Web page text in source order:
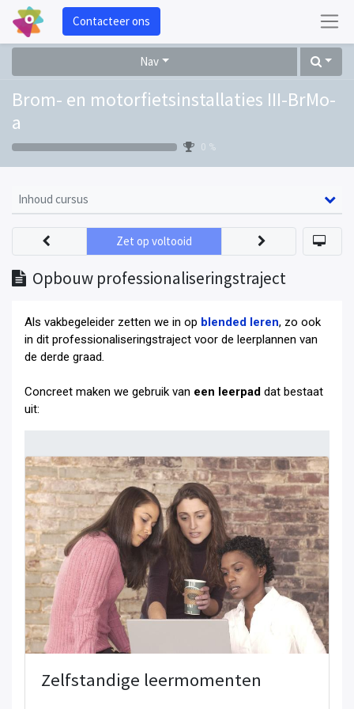
Contacteer ons
Nav
Brom- en motorfietsinstallaties III-BrMo-
a
0 %
Inhoud cursus
Opbouw professionaliseringstraject
Zet op voltooid
Als vakbegeleider zetten we in op blended leren, zo ook
in dit professionaliseringstraject voor de leerplannen van
de derde graad
Concreet maken we gebruik van een leerpad dat bestaat
uit:
Zelfstandige leermomenten